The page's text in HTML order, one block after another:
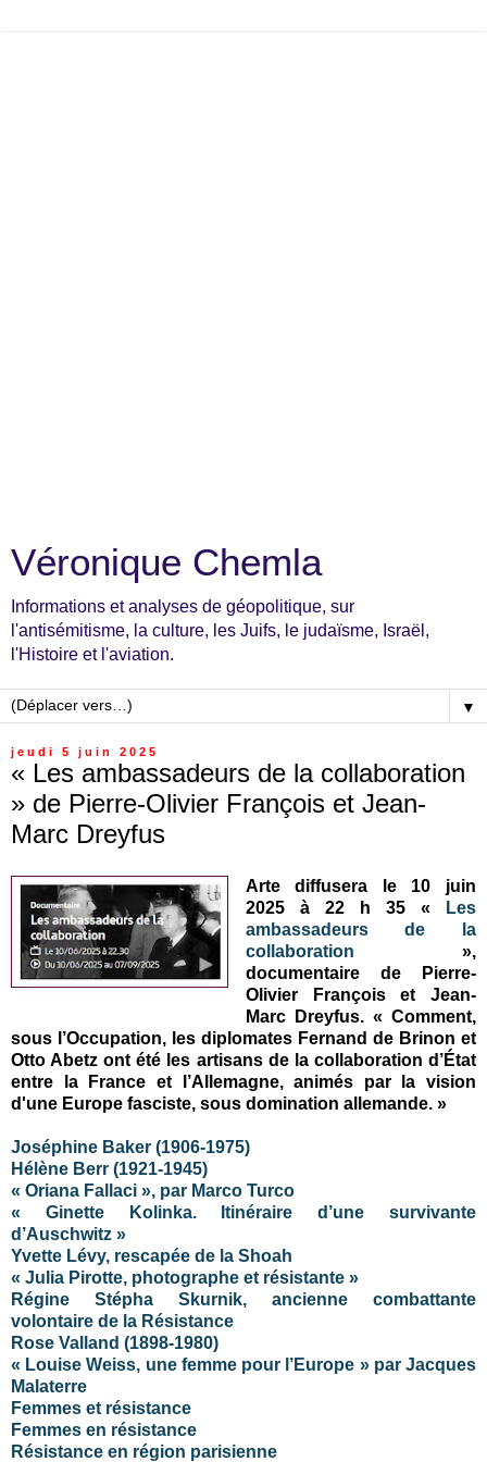
Véronique Chemla
Informations et analyses de géopolitique, sur
l'antisémitisme, la culture, les Juifs, le judaïsme, Israël,
l'Histoire et l'aviation.
▼
jeudi 5 juin 2025
« Les ambassadeurs de la collaboration
» de Pierre-Olivier François et Jean-
Marc Dreyfus
Arte diffusera le 10 juin
2025 à 22 h 35 «
Les
ambassadeurs de la
collaboration »,
documentaire de Pierre-
Olivier François et Jean-
Marc Dreyfus. « Comment,
sous l’Occupation, les diplomates Fernand de Brinon et
Otto Abetz ont été les artisans de la collaboration d’État
entre la France et l’Allemagne, animés par la vision
d'une Europe fasciste, sous domination allemande. »
Joséphine Baker (1906-1975)
Hélène Berr (1921-1945)
« Oriana Fallaci », par Marco Turco
« Ginette Kolinka. Itinéraire d’une survivante
d’Auschwitz »
Yvette Lévy, rescapée de la Shoah
« Julia Pirotte, photographe et résistante »
Régine Stépha Skurnik, ancienne combattante
volontaire de la Résistance
Rose Valland (1898-1980)
« Louise Weiss, une femme pour l’Europe » par Jacques
Malaterre
Femmes et résistance
Femmes en résistance
Résistance en région parisienne